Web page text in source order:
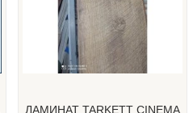
ЛАМИНАТ TARKETT CINEMA